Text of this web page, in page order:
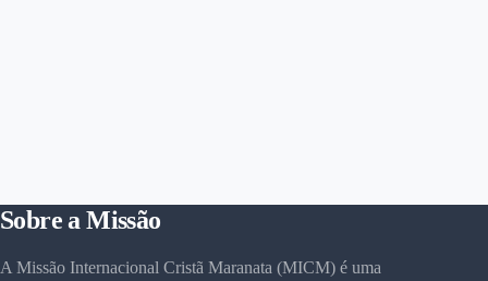
Sobre a Missão
A Missão Internacional Cristã Maranata (MICM) é uma